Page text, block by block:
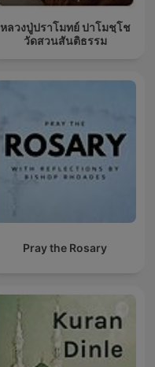
หลวงปู่ปราโมทย์ ปาโมชฺโช
วัดสวนสันติธรรม
Pray the Rosary